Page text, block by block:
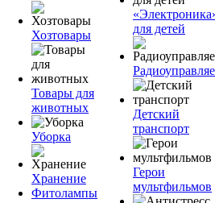
Хозтовары
Товары для
животных
Уборка
Хранение
Фитолампы
для детей
Детский
транспорт
Герои
мультфильмов